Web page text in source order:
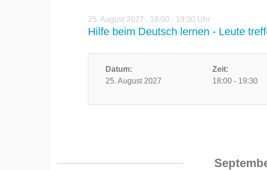
25. August 2027 , 18:00 - 19:30 Uhr
Hilfe beim Deutsch lernen - Leute
Datum:
25. August 2027
Zeit:
18:00 - 19:30